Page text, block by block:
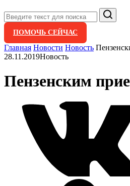
Поиск
ПОМОЧЬ СЕЙЧАС
Главная Новости Новость
28.11.2019Новость
Пензенским